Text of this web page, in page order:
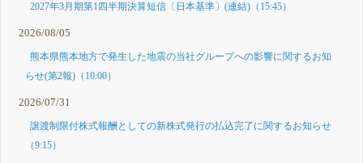
2027年3月期第1四半期決算短信〔日本基準〕(連結)（15:45）
2026/08/05
熊本県熊本地方で発生した地震の当社グループへの影響に関するお知
らせ(第2報)（10:00）
2026/07/31
譲渡制限付株式報酬としての新株式発行の払込完了に関するお知らせ
（9:15）